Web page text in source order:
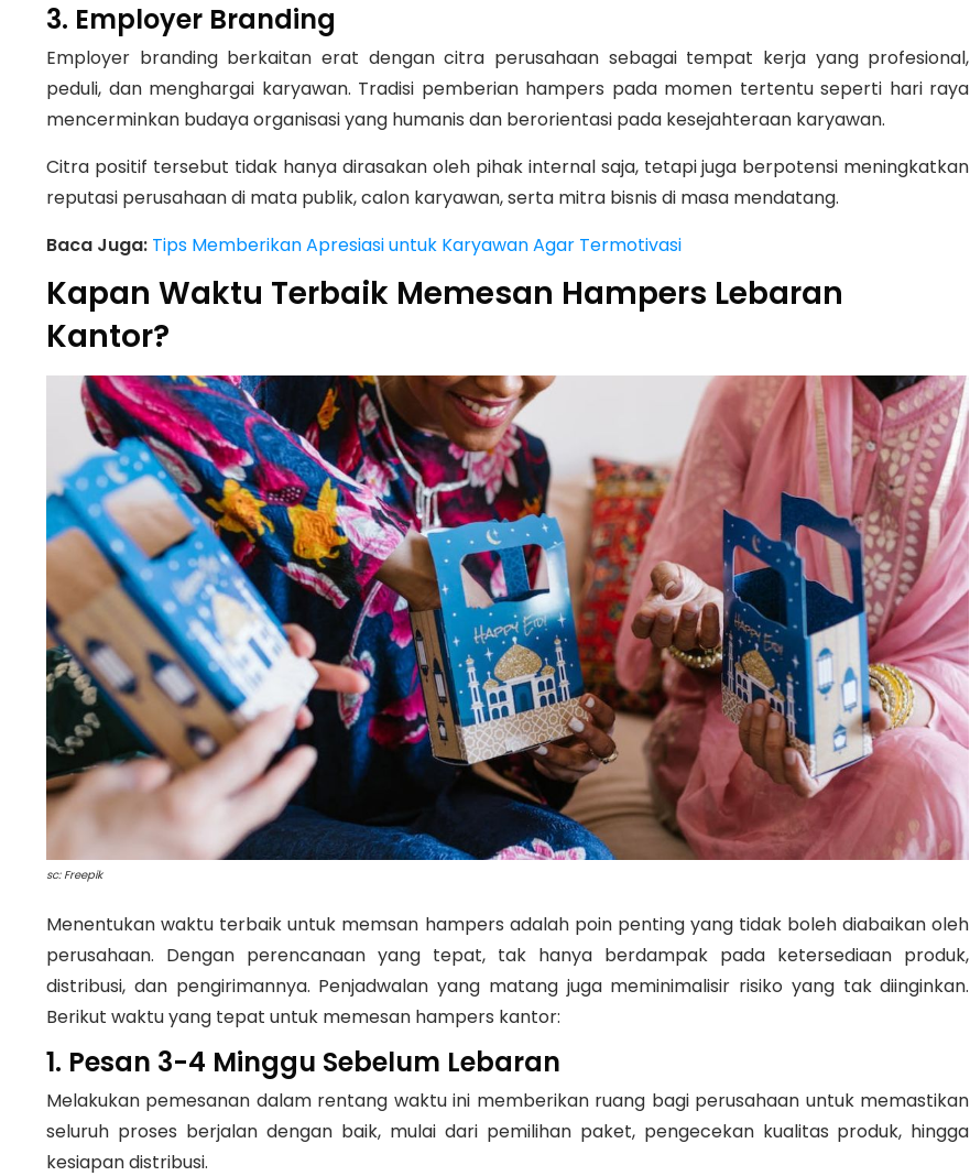
3. Employer Branding
Employer branding berkaitan erat dengan citra perusahaan sebagai tempat kerja yang profesional,
peduli, dan menghargai karyawan. Tradisi pemberian hampers pada momen tertentu seperti hari raya
mencerminkan budaya organisasi yang humanis dan berorientasi pada kesejahteraan karyawan.
Citra positif tersebut tidak hanya dirasakan oleh pihak internal saja, tetapi juga berpotensi meningkatkan
reputasi perusahaan di mata publik, calon karyawan, serta mitra bisnis di masa mendatang.
Baca Juga: Tips Memberikan Apresiasi untuk Karyawan Agar Termotivasi
Kapan Waktu Terbaik Memesan Hampers Lebaran
Kantor?
sc: Freepik
Menentukan waktu terbaik untuk memsan hampers adalah poin penting yang tidak boleh diabaikan oleh
perusahaan. Dengan perencanaan yang tepat, tak hanya berdampak pada ketersediaan produk,
distribusi, dan pengirimannya. Penjadwalan yang matang juga meminimalisir risiko yang tak diinginkan.
Berikut waktu yang tepat untuk memesan hampers kantor:
1. Pesan 3-4 Minggu Sebelum Lebaran
Melakukan pemesanan dalam rentang waktu ini memberikan ruang bagi perusahaan untuk memastikan
seluruh proses berjalan dengan baik, mulai dari pemilihan paket, pengecekan kualitas produk, hingga
kesiapan distribusi.